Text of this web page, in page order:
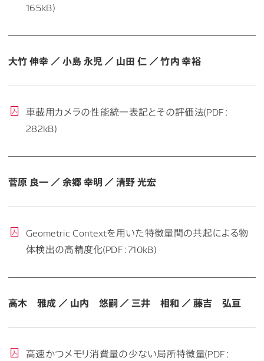
165kB)
大竹 伸幸 ／ 小島 永児 ／ 山田 仁 ／ 竹内 幸裕
車載用カメラの性能統一表記とその評価法(PDF：
282kB)
菅原 良一 ／ 余郷 幸明 ／ 清野 光宏
Geometric Contextを用いた特徴量間の共起による物
体検出の高精度化(PDF：710kB)
高木 雅成 ／ 山内 悠嗣 ／ 三井 相和 ／ 藤吉 弘亘
高速かつメモリ消費量の少ない局所特徴量(PDF：